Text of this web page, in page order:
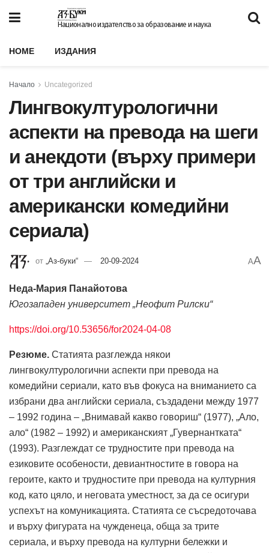
Национално издателство за образование и наука
HOME ИЗДАНИЯ
Начало Uncategorized
Лингвокултурологични
аспекти на превода на шеги
и анекдоти (върху примери
от три английски и
американски комедийни
сериала)
от „Аз-буки“ 20-09-2024 AA
Неда-Мария Панайотова
Югозападен университет „Неофит Рилски“
https://doi.org/10.53656/for2024-04-08
Резюме. Статията разглежда някои
лингвокултурологични аспекти при превода на
комедийни сериали, като във фокуса на вниманието са
избрани два английски сериала, създадени между 1977
– 1992 година – „Внимавай какво говориш“ (1977), „Ало,
ало“ (1982 – 1992) и американският „Гувернантката“
(1993). Разглеждат се трудностите при превода на
езиковите особености, девиантностите в говора на
героите, както и трудностите при превода на културния
код, като цяло, и неговата уместност, за да се осигури
успехът на комуникацията. Статията се съсредоточава
и върху фигурата на чужденеца, обща за трите
сериала, и върху превода на културни бележки и